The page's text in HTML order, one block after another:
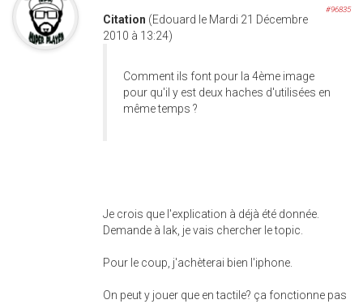
#96835
Citation (Edouard le Mardi 21 Décembre
2010 à 13:24)
Comment ils font pour la 4ème image
pour qu'il y est deux haches d'utilisées en
même temps ?
Je crois que l'explication à déjà été donnée.
Demande à Iak, je vais chercher le topic.
Pour le coup, j'achèterai bien l'iphone.
On peut y jouer que en tactile? ça fonctionne pas